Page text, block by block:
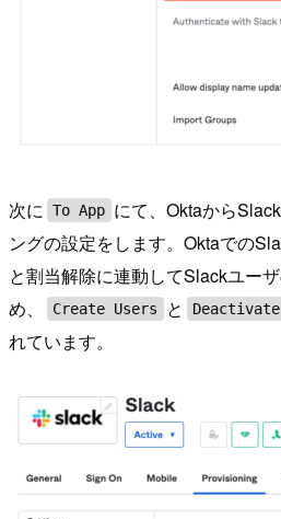
次に To App にて、Oktaから
ングの設定をします。Oktaでの
と割当解除に連動してSlackユー
め、
Create Users と
れています。